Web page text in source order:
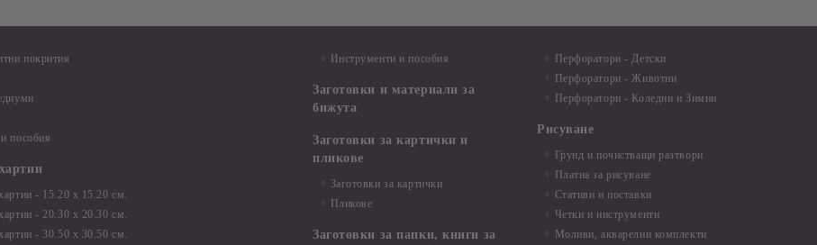
покрития
пособия
- 15.20 х 15.20 см.
- 20.30 х 20.30 см.
- 30.50 х 30.50 см.
Инструменти и пособия
Заготовки и материали за
бижута
Заготовки за картички и
пликове
Заготовки за картички
Пликове
Заготовки за папки, книги за
Перфоратори - Детски
Перфоратори - Животни
Перфоратори - Коледни и Зимни
Рисуване
Грунд и почистващи разтвори
Платна за рисуване
Стативи и поставки
Четки и инструменти
Моливи, акварелни комплекти